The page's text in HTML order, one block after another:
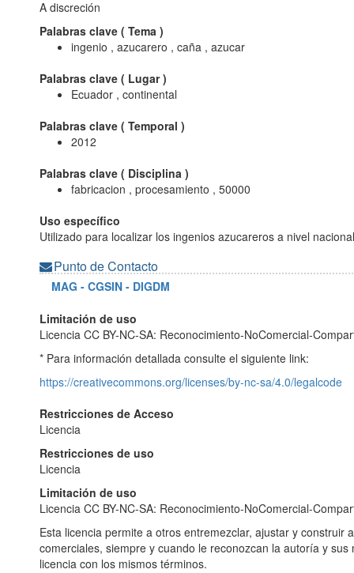
A discreción
Palabras clave ( Tema )
ingenio , azucarero , caña , azucar
Palabras clave ( Lugar)
Ecuador , continental
Palabras clave ( Temporal )
2012
Palabras clave ( Disciplina )
fabricacion , procesamiento , 50000
Uso específico
Utilizado para localizar los ingenios azucareros a nivel
Punto de Contacto
MAG - CGSIN - DIGDM
Limitación de uso
Licencia CC BY-NC-SA: Reconocimiento-NoComercial-
* Para información detallada consulte el siguiente link:
https://creativecommons.org/licenses/by-nc-sa/4.0/legalcode
Restricciones de Acceso
Licencia
Restricciones de uso
Licencia
Limitación de uso
Licencia CC BY-NC-SA: Reconocimiento-NoComercial-
Esta licencia permite a otros entremezclar, ajustar y construir
comerciales, siempre y cuando le reconozcan la autoría y
licencia con los mismos términos.